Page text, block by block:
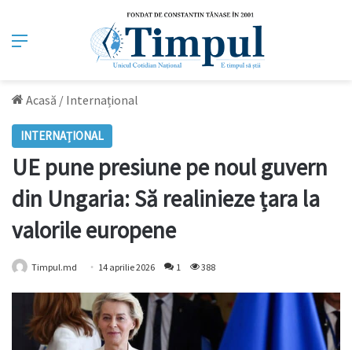
Meniu
Acasă / Internațional
INTERNAȚIONAL
UE pune presiune pe noul guvern
din Ungaria: Să realinieze țara la
valorile europene
Timpul.md 14 aprilie 2026 1 388